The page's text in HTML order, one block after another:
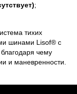
;
тихих
шинами Lisof® с
чему
и маневренности.